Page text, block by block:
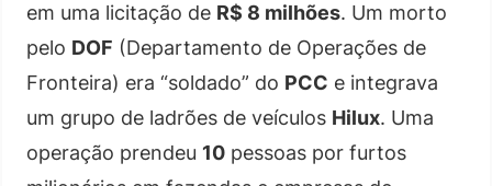
em uma licitação de R$ 8 milhões. Um morto
pelo DOF (Departamento de Operações de
Fronteira) era “soldado” do PCC e integrava
um grupo de ladrões de veículos Hilux. Uma
operação prendeu 10 pessoas por furtos